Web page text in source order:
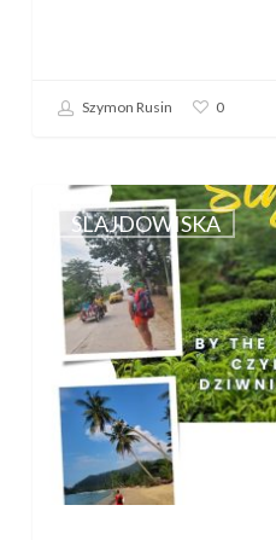
Szymon Rusin 0
SLAJDOWISKA
Zaproszenie
slajdowisko
„By
the
rivers
Tapilon,
czyli
Azja
czyli